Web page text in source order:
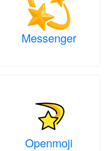
Messenger
Openmoji